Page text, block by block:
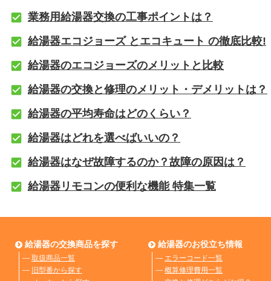
業務用給湯器交換の工事ポイントは？
給湯器エコジョーズ とエコキュート の徹底比較!
給湯器のエコジョーズのメリットと比較
給湯器の交換と修理のメリット・デメリットは？
給湯器の平均寿命はどのくらい？
給湯器はどれを選べばいいの？
給湯器はなぜ故障するのか？故障の原因は？
給湯器リモコンの便利な機能 特集一覧
給湯器の交換商品を探す
― 取扱商品一覧
― 旧型番から探す
給湯器のお役立ち情報
― エラーコード一覧
― 概算修理費用一覧